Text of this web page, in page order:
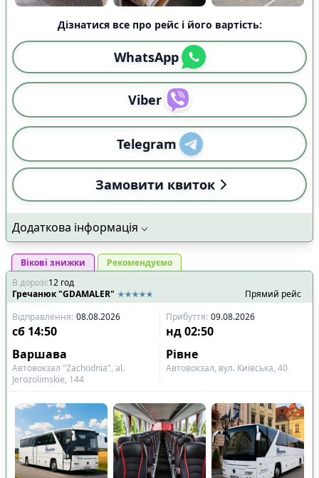
Дізнатися все про рейс і його вартість:
WhatsApp
Viber
Telegram
Замовити квиток
Додаткова інформація
Вікові знижки
Рекомендуємо
В дорозі:12 год
Гречанюк "GDAMALER"
Прямий рейс
Відправлення: 08.08.2026 Прибуття: 09.08.2026
сб 14:50 нд 02:50
Варшава
Рівне
Автовокзал "Zachodnia", al.
Jerozolimskie, 144
Aвтовокзал, вул. Київська, 40